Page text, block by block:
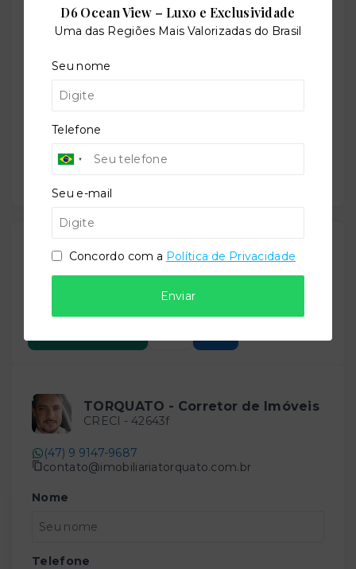
João Pessoa/PB - 58037-740
−
Leaflet
Gostou do imóvel?
Salve ele nos seus favoritos ou então compartilhe
com alguém no WhatsApp:
TORQUATO - Corretor de Imóveis
CRECI - 42643f
(47) 9 9147-9687
contato@imobiliariatorquato.com.br
Nome
Telefone
D6 Ocean View – Luxo e Exclusividade
Uma das Regiões Mais Valorizadas do Brasil
Seu nome
Telefone
Seu e-mail
Concordo com a Política de Privacidade
Enviar